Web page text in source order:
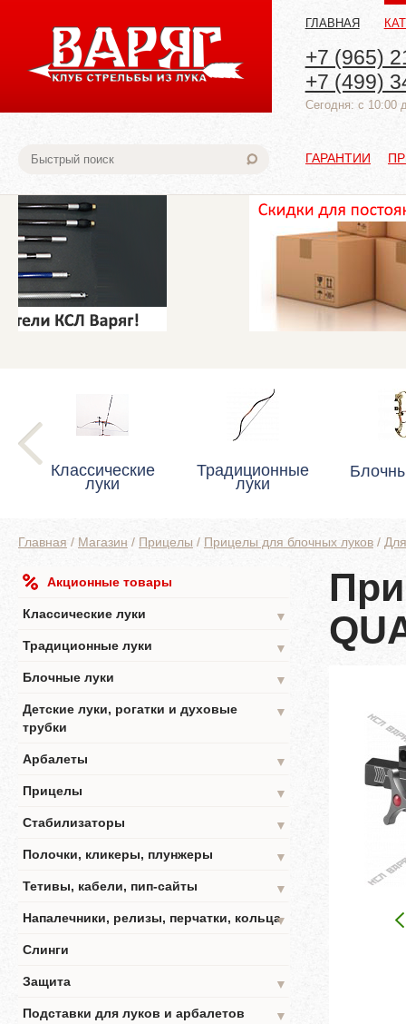
ГЛАВНАЯ
+7 (965)
+7 (499)
Cегодня: с 10:00
ГАРАНТИИ
Классические
луки
Традиционные
луки
Главная / Магазин / Прицелы / Прицелы для блочных луков /
Акционные товары
Классические луки
▼
Традиционные луки
▼
Блочные луки
▼
Детские луки, рогатки и духовые
трубки
▼
Арбалеты
▼
Прицелы
▼
Стабилизаторы
▼
Полочки, кликеры, плунжеры
▼
Тетивы, кабели, пип-сайты
▼
Напалечники, релизы, перчатки, кольца▼
Слинги
Защита
▼
Подставки для луков и арбалетов
▼